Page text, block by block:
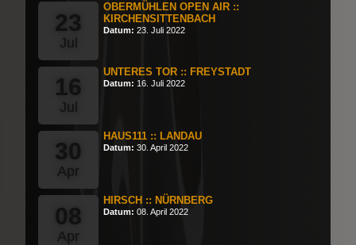
23
Jul
OBERMÜHLEN OPEN AIR ::
KIRCHENSITTENBACH
Datum: 23. Juli 2022
16
Jul
UNTERES TOR :: FREYSTADT
Datum: 16. Juli 2022
30
Apr
HAUS111 :: LANDAU
Datum: 30. April 2022
08
Apr
HIRSCH :: NÜRNBERG
Datum: 08. April 2022